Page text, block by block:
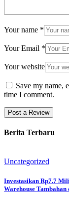
Your name *
Your Email *
Your website
Save my name,
time I comment.
Berita Terbaru
Uncategorized
Investasikan Rp7.7
Warehouse Tambahan